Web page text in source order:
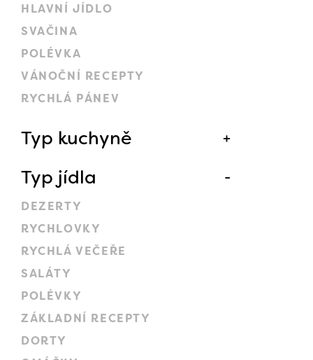
HLAVNÍ JÍDLO
SVAČINA
POLÉVKA
VÁNOČNÍ RECEPTY
RYCHLÁ PÁNEV
Typ kuchyně
Typ jídla
DEZERTY
RYCHLOVKY
RYCHLÁ VEČEŘE
SALÁTY
POLÉVKY
ZÁKLADNÍ RECEPTY
DORTY